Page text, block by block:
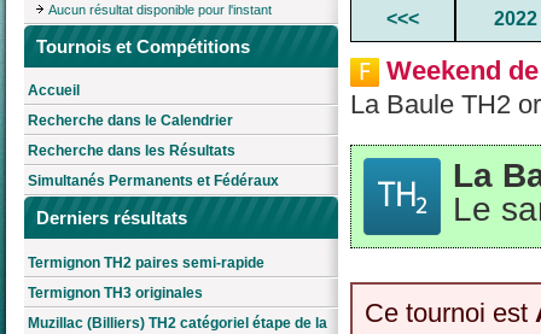
Aucun résultat disponible pour l'instant
Tournois et Compétitions
Accueil
Recherche dans le Calendrier
Recherche dans les Résultats
Simultanés Permanents et Fédéraux
Derniers résultats
Termignon TH2 paires semi-rapide
Termignon TH3 originales
Muzillac (Billiers) TH2 catégoriel étape de la
<<< 2022
Weekend
La Baule TH2
La
Le
Ce tournoi est